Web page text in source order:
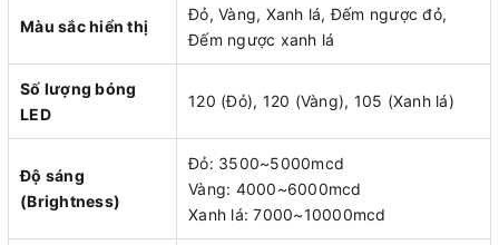
Màu sắc hiển thị
Đỏ, Vàng, Xanh lá, Đếm ngược đỏ,
Đếm ngược xanh lá
Số lượng bóng
LED
120 (Đỏ), 120 (Vàng), 105 (Xanh lá)
Độ sáng
(Brightness)
Đỏ: 3500~5000mcd
Vàng: 4000~6000mcd
Xanh lá: 7000~10000mcd